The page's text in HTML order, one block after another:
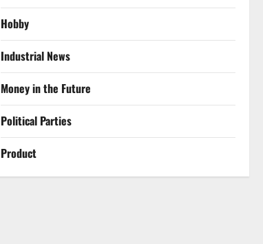
Hobby
Industrial News
Money in the Future
Political Parties
Product